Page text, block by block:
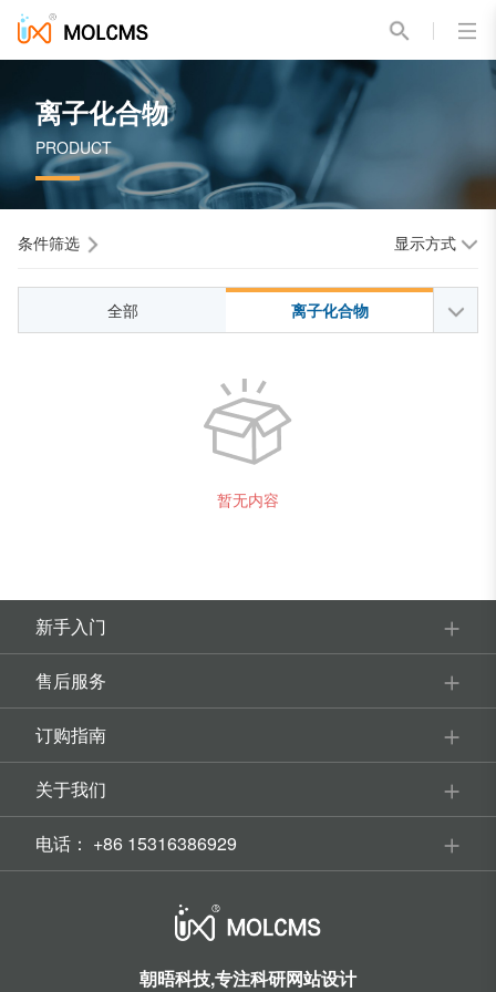
离子化合物
PRODUCT
条件筛选 显示方式
全部 离子化合物
暂无内容
新手入门
售后服务
订购指南
关于我们
电话： +86 15316386929
朝晤科技,专注科研网站设计